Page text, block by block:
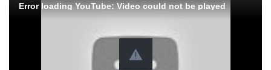
Error loading YouTube: Video could not be played